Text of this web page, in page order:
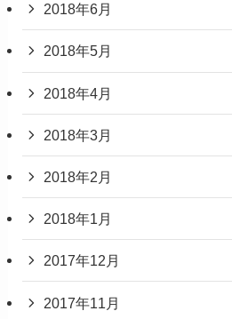
2018年6月
2018年5月
2018年4月
2018年3月
2018年2月
2018年1月
2017年12月
2017年11月